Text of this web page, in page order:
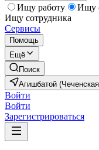
Ищу работу
Ищу
Ищу сотрудника
Сервисы
Помощь
Ещё
Поиск
Агишбатой
Войти
Войти
Зарегистрироваться